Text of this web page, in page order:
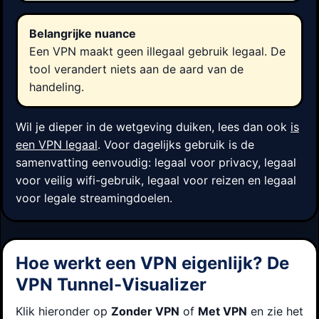
Belangrijke nuance
Een VPN maakt geen illegaal gebruik legaal. De
tool verandert niets aan de aard van de
handeling.
Wil je dieper in de wetgeving duiken, lees dan ook is
een VPN legaal. Voor dagelijks gebruik is de
samenvatting eenvoudig: legaal voor privacy, legaal
voor veilig wifi-gebruik, legaal voor reizen en legaal
voor legale streamingdoelen.
Hoe werkt een VPN eigenlijk? De
VPN Tunnel-Visualizer
Klik hieronder op Zonder VPN of Met VPN en zie het